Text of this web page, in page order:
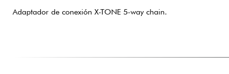
Adaptador de conexión X-TONE 5-way chain.